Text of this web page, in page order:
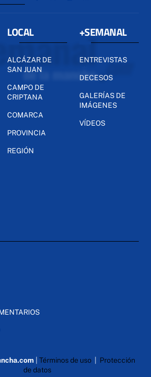
LOCAL
ALCÁZAR DE
SAN JUAN
CAMPO DE
CRIPTANA
COMARCA
PROVINCIA
REGIÓN
+SEMANAL
ENTREVISTAS
DECESOS
GALERÍAS DE
IMÁGENES
VÍDEOS
Términos de uso| Protección
de datos